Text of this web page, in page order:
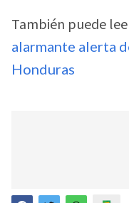
También puede
alarmante alerta
Honduras